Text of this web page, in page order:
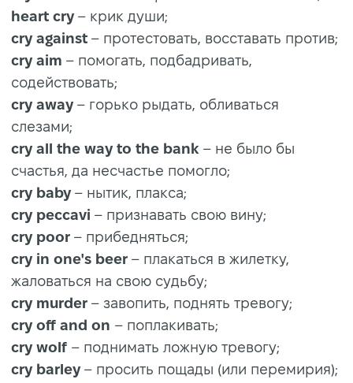
heart cry – крик души;
cry against – протестовать, восставать против;
cry aim – помогать, подбадривать,
содействовать;
cry away – горько рыдать, обливаться
слезами;
cry all the way to the bank – не было бы
счастья, да несчастье помогло;
cry baby – нытик, плакса;
cry peccavi – признавать свою вину;
cry poor – прибедняться;
cry in one's beer – плакаться в жилетку,
жаловаться на свою судьбу;
cry murder – завопить, поднять тревогу;
cry off and on – поплакивать;
cry wolf – поднимать ложную тревогу;
cry barley – просить пощады (или перемирия);